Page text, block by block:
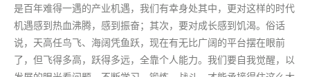
是百年难得一遇的产业机遇，我们有幸身处其中，更对这样的时代
机遇感到热血沸腾，感到振奋；其次，要对成长感到饥渴。俗话
说，天高任鸟飞、海阔凭鱼跃，现在有无比广阔的平台摆在眼前
了，但飞得多高，跃得多远，全靠个人能力。我们要自我觉醒，以